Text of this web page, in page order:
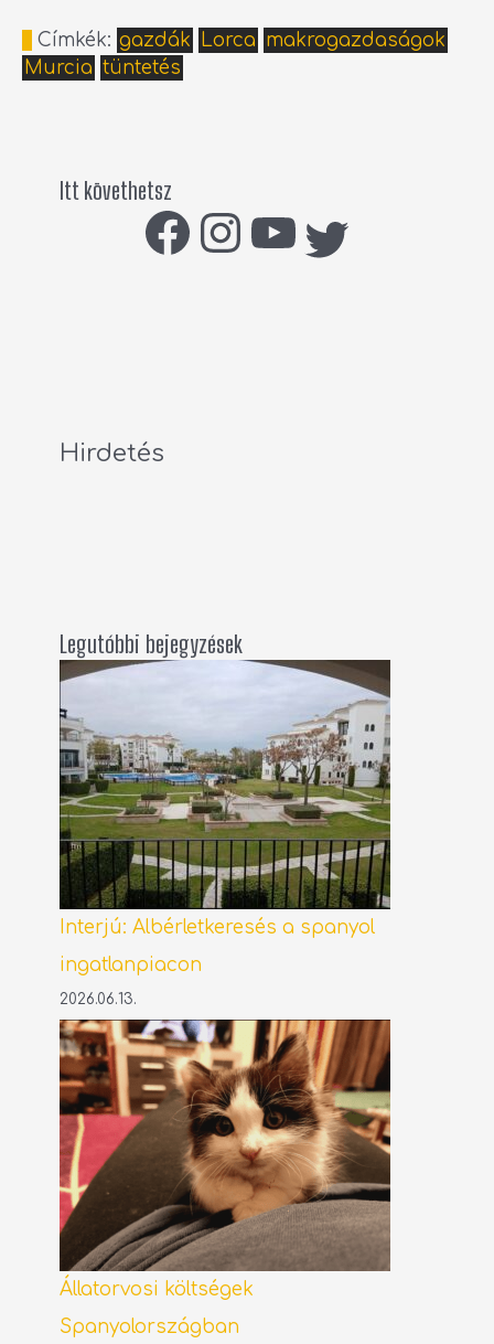
Címkék: gazdák Lorca makrogazdaságok
Murcia tüntetés
Itt követhetsz
Hirdetés
Legutóbbi bejegyzések
Interjú: Albérletkeresés a spanyol
ingatlanpiacon
2026.06.13.
Állatorvosi költségek
Spanyolországban